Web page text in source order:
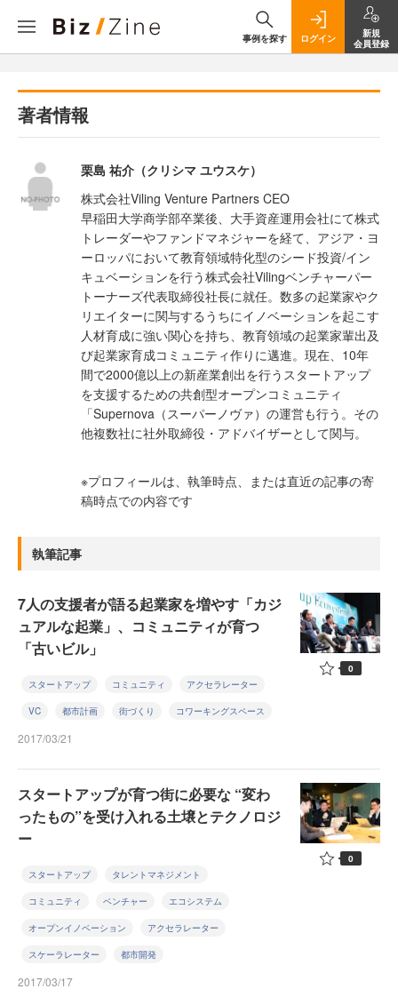
事例を探す ログイン
新規
会員登録
著者情報
栗島 祐介（クリシマ ユウスケ）
株式会社Viling Venture Partners CEO
早稲田大学商学部卒業後、大手資産運用会社にて株式
トレーダーやファンドマネジャーを経て、アジア・ヨ
ーロッパにおいて教育領域特化型のシード投資/イン
キュベーションを行う株式会社Vilingベンチャーパー
トーナーズ代表取締役社長に就任。数多の起業家やク
リエイターに関与するうちにイノベーションを起こす
人材育成に強い関心を持ち、教育領域の起業家輩出及
び起業家育成コミュニティ作りに邁進。現在、10年
間で2000億以上の新産業創出を行うスタートアップ
を支援するための共創型オープンコミュニティ
「Supernova（スーパーノヴァ）の運営も行う。その
他複数社に社外取締役・アドバイザーとして関与。
※プロフィールは、執筆時点、または直近の記事の寄
稿時点での内容です
執筆記事
7人の支援者が語る起業家を増やす「カジ
ュアルな起業」、コミュニティが育つ
「古いビル」
スタートアップ コミュニティ アクセラレーター
VC 都市計画 街づくり コワーキングスペース
2017/03/21
0
スタートアップが育つ街に必要な “変わ
ったもの”を受け入れる土壌とテクノロジ
ー
スタートアップ タレントマネジメント
コミュニティ ベンチャー エコシステム
オープンイノベーション アクセラレーター
スケーラレーター 都市開発
2017/03/17
0